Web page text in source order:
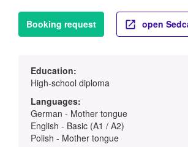
Booking request open
Education:
High-school diploma
Languages:
German - Mother tongue
English - Basic (A1 / A2)
Polish - Mother tongue